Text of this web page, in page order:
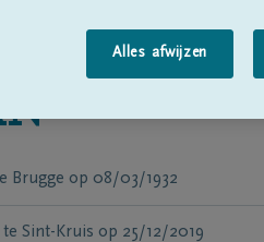
Brugge op 08/03/1932
te Sint-Kruis op 25/12/2019
Alles afwijzen